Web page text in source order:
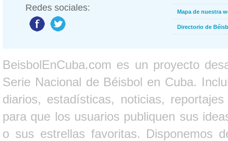
Redes sociales: Mapa de nuestra
Directorio de
BeisbolEnCuba.com es un proyecto
Serie Nacional de Béisbol en Cuba.
diarios, estadísticas, noticias,
para que los usuarios publiquen sus
o sus estrellas favoritas. Disponemos